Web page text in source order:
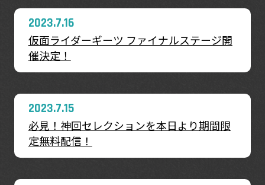
2023.7.16
仮面ライダーギーツ ファイナルステージ開
催決定！
2023.7.15
必見！神回セレクションを本日より期間限
定無料配信！